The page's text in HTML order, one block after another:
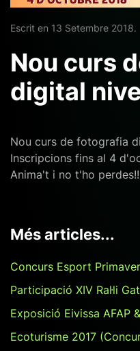
Escrit en 13 Setembre 2018.
Nou curs
digital
Nou curs de fotografia
Inscripcions fins al 4
Anima't i no t'ho perdes!!
Més articles...
Concurs Esport
Participació XIV Ral·li
Exposició Eivissa AFAP
Ecoturisme 2017